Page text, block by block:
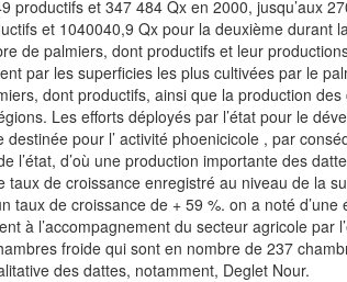
et 347 484 Qx en 2000, jusqu’aux
et 1040040,9 Qx pour la deuxième durant
de palmiers, dont productifs et leur
par les superficies les plus cultivées par le
dont productifs, ainsi que la production
Les efforts déployés par l’état pour le
pour l’ activité phoenicicole , par
d’où une production importante des
de croissance enregistré au niveau de la
de croissance de + 59 %. on a noté d’une
à l’accompagnement du secteur agricole par
froide qui sont en nombre de 237
des dattes, notamment, Deglet Nour.